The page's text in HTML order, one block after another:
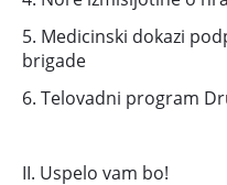
5. Medicinski dokazi
brigade
6. Telovadni program
II. Uspelo vam bo!